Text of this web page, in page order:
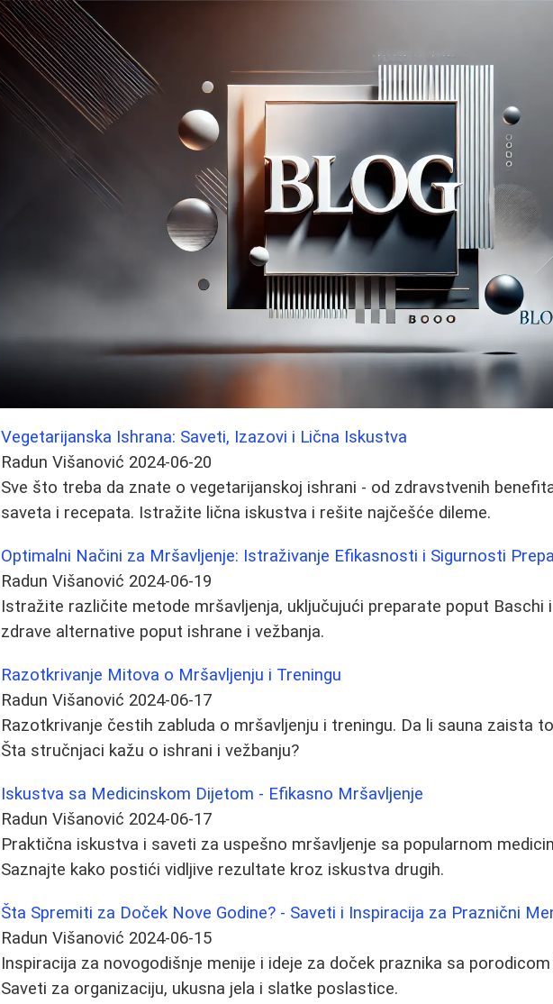
Vegetarijanska Ishrana: Saveti, Izazovi i Lična Iskustva
Radun Višanović 2024-06-20
Sve što treba da znate o vegetarijanskoj ishrani - od zdravstvenih
saveta i recepata. Istražite lična iskustva i rešite najčešće dileme.
Optimalni Načini za Mršavljenje: Istraživanje Efikasnosti i Sigurnosti
Radun Višanović 2024-06-19
Istražite različite metode mršavljenja, uključujući preparate poput Baschi
zdrave alternative poput ishrane i vežbanja.
Razotkrivanje Mitova o Mršavljenju i Treningu
Radun Višanović 2024-06-17
Razotkrivanje čestih zabluda o mršavljenju i treningu. Da li sauna zaista
Šta stručnjaci kažu o ishrani i vežbanju?
Iskustva sa Medicinskom Dijetom - Efikasno Mršavljenje
Radun Višanović 2024-06-17
Praktična iskustva i saveti za uspešno mršavljenje sa popularnom
Saznajte kako postići vidljive rezultate kroz iskustva drugih.
Šta Spremiti za Doček Nove Godine? - Saveti i Inspiracija za Praznični
Radun Višanović 2024-06-15
Inspiracija za novogodišnje menije i ideje za doček praznika sa
Saveti za organizaciju, ukusna jela i slatke poslastice.